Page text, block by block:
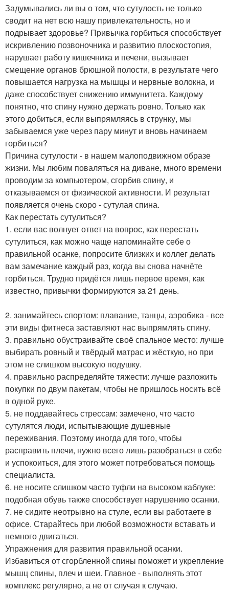
Задумывались ли вы о том, что сутулость не только
сводит на нет всю нашу привлекательность, но и
подрывает здоровье? Привычка горбиться способствует
искривлению позвоночника и развитию плоскостопия,
нарушает работу кишечника и печени, вызывает
смещение органов брюшной полости, в результате чего
повышается нагрузка на мышцы и нервные волокна, и
даже способствует снижению иммунитета. Каждому
понятно, что спину нужно держать ровно. Только как
этого добиться, если выпрямляясь в струнку, мы
забываемся уже через пару минут и вновь начинаем
горбиться?
Причина сутулости - в нашем малоподвижном образе
жизни. Мы любим поваляться на диване, много времени
проводим за компьютером, сгорбив спину, и
отказываемся от физической активности. И результат
появляется очень скоро - сутулая спина.
Как перестать сутулиться?
1. если вас волнует ответ на вопрос, как перестать
сутулиться, как можно чаще напоминайте себе о
правильной осанке, попросите близких и коллег делать
вам замечание каждый раз, когда вы снова начнёте
горбиться. Трудно придётся лишь первое время, как
известно, привычки формируются за 21 день.
2. занимайтесь спортом: плавание, танцы, аэробика - все
эти виды фитнеса заставляют нас выпрямлять спину.
3. правильно обустраивайте своё спальное место: лучше
выбирать ровный и твёрдый матрас и жёсткую, но при
этом не слишком высокую подушку.
4. правильно распределяйте тяжести: лучше разложить
покупки по двум пакетам, чтобы не пришлось носить всё
в одной руке.
5. не поддавайтесь стрессам: замечено, что часто
сутулятся люди, испытывающие душевные
переживания. Поэтому иногда для того, чтобы
расправить плечи, нужно всего лишь разобраться в себе
и успокоиться, для этого может потребоваться помощь
специалиста.
6. не носите слишком часто туфли на высоком каблуке:
подобная обувь также способствует нарушению осанки.
7. не сидите неотрывно на стуле, если вы работаете в
офисе. Старайтесь при любой возможности вставать и
немного двигаться.
Упражнения для развития правильной осанки.
Избавиться от сгорбленной спины поможет и укрепление
мышц спины, плеч и шеи. Главное - выполнять этот
комплекс регулярно, а не от случая к случаю.